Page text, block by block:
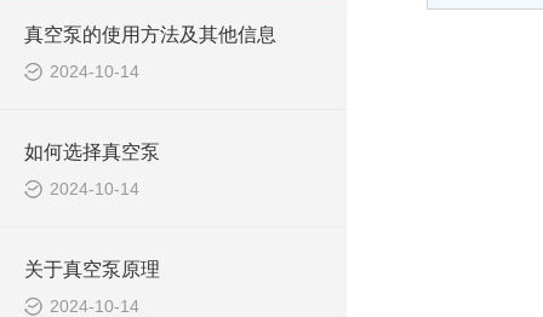
真空泵的使用方法及其他信息
2024-10-14
如何选择真空泵
2024-10-14
关于真空泵原理
2024-10-14